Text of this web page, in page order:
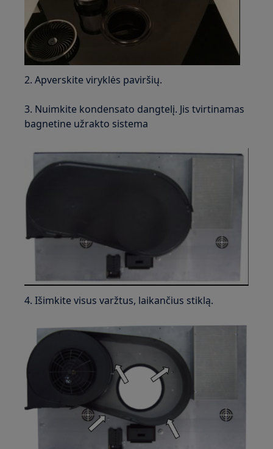
2. Apverskite viryklės paviršių.
3. Nuimkite kondensato dangtelį. Jis tvirtinamas
bagnetine užrakto sistema
4. Išimkite visus varžtus, laikančius stiklą.